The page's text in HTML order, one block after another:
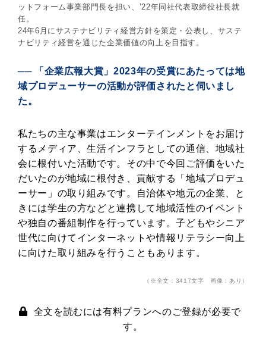
ットフォーム事業部門長を担い、’22年同社代表取締役社長就
任。
24年6月にサステナビリティ経営方針を策定・公表し、サステ
ナビリティ経営を通じた企業価値の向上を目指す。
── 「企業広報大賞」2023年の受賞にあたっては地
域プロデューサーの活動が評価されたと伺いまし
た。
私たちの主な事業はエンターテインメントをお届け
するメディア、生活インフラとしての通信、地域社
会に根付いた活動です。その中で今回ご評価をいた
だいたのが地域に根付き、貢献する「地域プロデュ
ーサー」の取り組みです。自治体や地元の企業、と
きには学生の方などと連携して地域活性のイベント
や独自の番組制作を行っています。子どもやシニア
世代に向けてインターネットや情報リテラシー向上
に向けた取り組みを行うこともあります。
（※全文：3417文字 画像：あり）
全文を読むには有料プランへのご登録が必要で
す。